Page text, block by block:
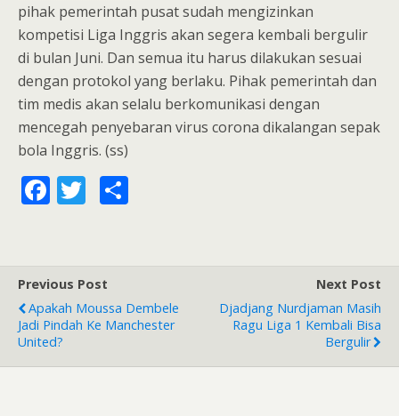
pihak pemerintah pusat sudah mengizinkan
kompetisi Liga Inggris akan segera kembali bergulir
di bulan Juni. Dan semua itu harus dilakukan sesuai
dengan protokol yang berlaku. Pihak pemerintah dan
tim medis akan selalu berkomunikasi dengan
mencegah penyebaran virus corona dikalangan sepak
bola Inggris. (ss)
F
ac
b
o
o
k
T
w
er
Previous Post
Apakah Moussa Dembele
Jadi Pindah Ke Manchester
United?
Next Post
Djadjang Nurdjaman Masih
Ragu Liga 1 Kembali Bisa
Bergulir